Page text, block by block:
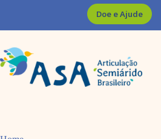
Doe e Ajude